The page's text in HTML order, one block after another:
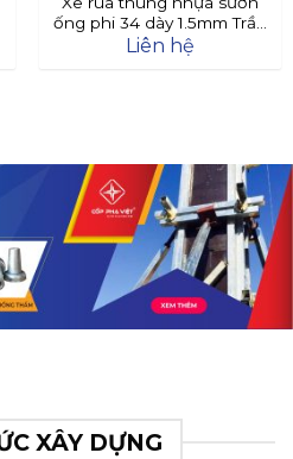
ống phi 34 dày 1.5mm Trần
Đà
Liên hệ
XÂY DỰNG